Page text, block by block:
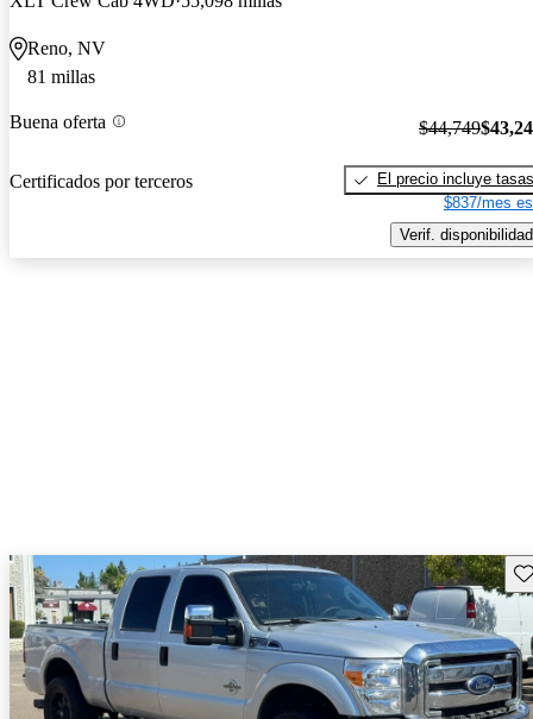
Reno, NV
81 millas
Buena oferta
Certificados por terceros
$44,749
El precio incluye tasas
$837/mes
Verif. disponibilidad